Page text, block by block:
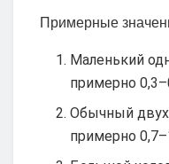
Примерные
Маленький
примерно
Обычный
примерно